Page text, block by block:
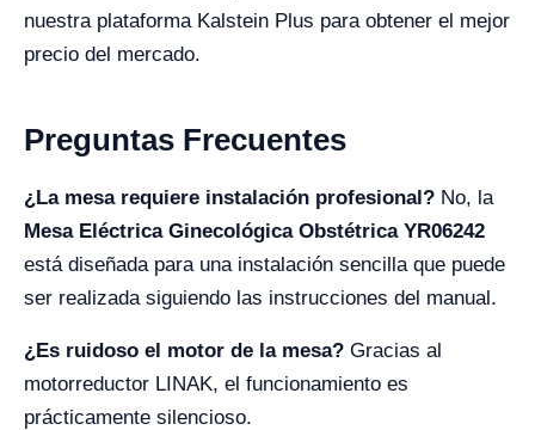
nuestra plataforma Kalstein Plus para obtener el mejor
precio del mercado.
Preguntas Frecuentes
¿La mesa requiere instalación profesional? No, la
Mesa Eléctrica Ginecológica Obstétrica YR06242
está diseñada para una instalación sencilla que puede
ser realizada siguiendo las instrucciones del manual.
¿Es ruidoso el motor de la mesa? Gracias al
motorreductor LINAK, el funcionamiento es
prácticamente silencioso.